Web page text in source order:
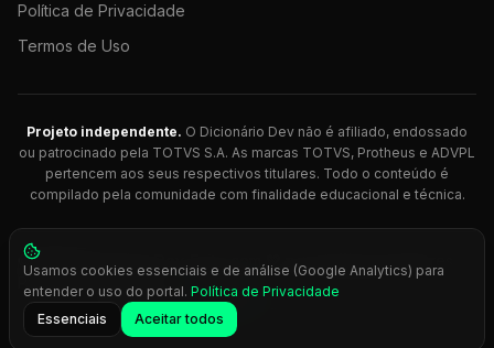
Política de Privacidade
Termos de Uso
Projeto independente. O Dicionário Dev não é afiliado, endossado
ou patrocinado pela TOTVS S.A. As marcas TOTVS, Protheus e ADVPL
pertencem aos seus respectivos titulares. Todo o conteúdo é
compilado pela comunidade com finalidade educacional e técnica.
© 2026 Dicionário Dev. Feito com 💚 para desenvolvedores
Protheus.
Press Ctrl+K
Usamos cookies essenciais e de análise (Google Analytics) para
entender o uso do portal. Política de Privacidade
Essenciais
Aceitar todos